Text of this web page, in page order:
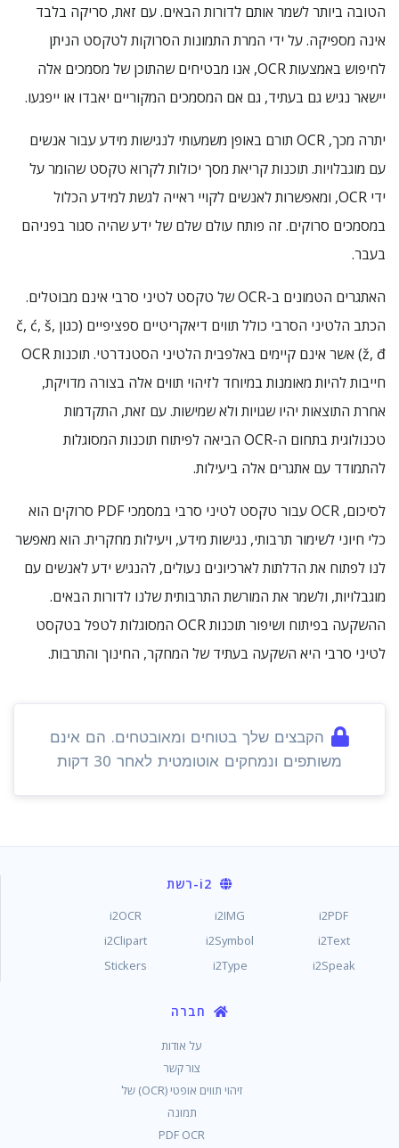
הטובה ביותר לשמר אותם לדורות הבאים. עם זאת, סריקה בלבד
אינה מספיקה. על ידי המרת התמונות הסרוקות לטקסט הניתן
לחיפוש באמצעות OCR, אנו מבטיחים שהתוכן של מסמכים אלה
יישאר נגיש גם בעתיד, גם אם המסמכים המקוריים יאבדו או ייפגעו.
יתרה מכך, OCR תורם באופן משמעותי לנגישות מידע עבור אנשים
עם מוגבלויות. תוכנות קריאת מסך יכולות לקרוא טקסט שהומר על
ידי OCR, ומאפשרות לאנשים לקויי ראייה לגשת למידע הכלול
במסמכים סרוקים. זה פותח עולם שלם של ידע שהיה סגור בפניהם
בעבר.
האתגרים הטמונים ב-OCR של טקסט לטיני סרבי אינם מבוטלים.
הכתב הלטיני הסרבי כולל תווים דיאקריטיים ספציפיים (כגון č, ć, š,
ž, đ) אשר אינם קיימים באלפבית הלטיני הסטנדרטי. תוכנות OCR
חייבות להיות מאומנות במיוחד לזיהוי תווים אלה בצורה מדויקת,
אחרת התוצאות יהיו שגויות ולא שמישות. עם זאת, התקדמות
טכנולוגית בתחום ה-OCR הביאה לפיתוח תוכנות המסוגלות
להתמודד עם אתגרים אלה ביעילות.
לסיכום, OCR עבור טקסט לטיני סרבי במסמכי PDF סרוקים הוא
כלי חיוני לשימור תרבותי, נגישות מידע, ויעילות מחקרית. הוא מאפשר
לנו לפתוח את הדלתות לארכיונים נעולים, להנגיש ידע לאנשים עם
מוגבלויות, ולשמר את המורשת התרבותית שלנו לדורות הבאים.
ההשקעה בפיתוח ושיפור תוכנות OCR המסוגלות לטפל בטקסט
לטיני סרבי היא השקעה בעתיד של המחקר, החינוך והתרבות.
הקבצים שלך בטוחים ומאובטחים. הם אינם
משותפים ונמחקים אוטומטית לאחר 30 דקות
i2-רשת
i2PDF
i2IMG
i2OCR
i2Text
i2Symbol
i2Clipart
i2Speak
i2Type
Stickers
חברה
על אודות
צור קשר
זיהוי תווים אופטי (OCR) של
תמונה
PDF OCR